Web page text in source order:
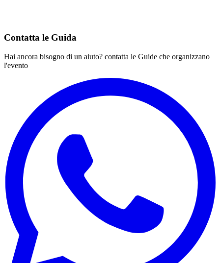
Contatta le Guida
Hai ancora bisogno di un aiuto? contatta le Guide che organizzano
l'evento